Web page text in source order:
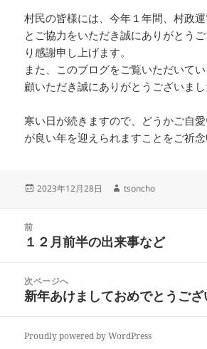
村民の皆様には、今年１年間、村政
とご協力をいただき誠にありがとう
り感謝申し上げます。
また、このブログをご覧いただいて
顧いただき誠にありがとうございまし
寒い日が続きますので、どうかご自
が良い年を迎えられますことをご祈念
投
2023年12月28日
作
tsoncho
前
前
投
稿:
１２月前半の出来事など
次ページへ
次
投
新年あけましておめでとうご
Proudly powered by WordPress